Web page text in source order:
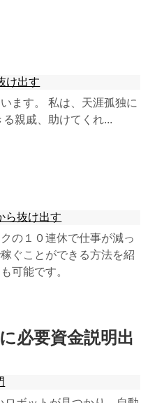
け出す
ます。 私は、天涯孤独に
親戚、助けてくれ...
ら抜け出す
の１０連休で仕事が減っ
ぐことができる方法を紹
可能です。
必要資金説明出